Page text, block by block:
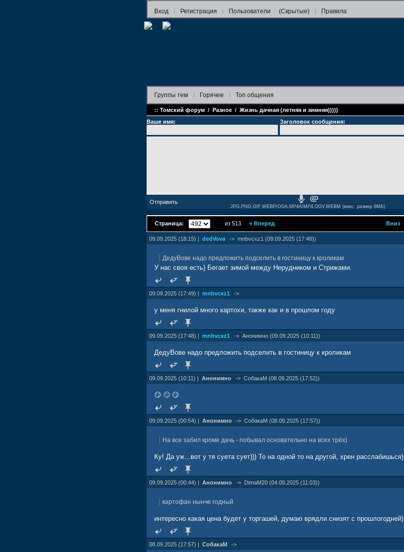
Вход Регистрация Пользователи (Скрытые) Правила
Группы тем Горячее Топ общения
:: Томский форум / Разное / Жизнь дачная (летняя и зимняя)))))
Ваше имя:
Заголовок сообщения:
JPG,PNG,GIF,WEBP/OGA,MP4A/MP4,OGV,WEBM (макс. размер 6МБ)
Страница: из 513 « Вперед Вниз
09.09.2025 (18:15) | dedVova -> mnbvcxz1 (09.09.2025 (17:48))
ДедуВове надо предложить подселить в гостиницу к кроликам
У нас своя есть) Бегает зимой между Нерудником и Стрижами.
09.09.2025 (17:49) | mnbvcxz1 ->
у меня гнилой много картохи, также как и в прошлом году
09.09.2025 (17:48) | mnbvcxz1 -> Анонимно (09.09.2025 (10:11))
ДедуВове надо предложить подселить в гостиницу к кроликам
09.09.2025 (10:11) | Анонимно -> СобакаМ (08.09.2025 (17:52))
😏 🙄 😏
09.09.2025 (00:54) | Анонимно -> СобакаМ (08.09.2025 (17:57))
На все забил кроме дачь - побывал основательно на всех трёх)
Ку! Да уж...вот у тя суета сует))) То на одной то на другой, хрен расслабишься)
09.09.2025 (00:44) | Анонимно -> DimaM20 (04.09.2025 (11:03))
картофан нынче годный
интересно какая цена будет у торгашей, думаю врядли снизят с прошлогодней)
08.09.2025 (17:57) | СобакаМ ->